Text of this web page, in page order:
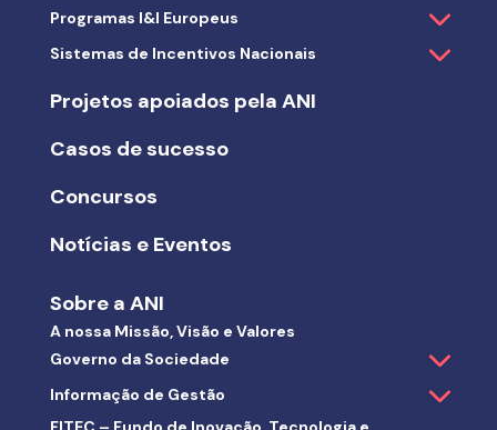
Programas I&I Europeus
Sistemas de Incentivos Nacionais
Projetos apoiados pela ANI
Casos de sucesso
Concursos
Notícias e Eventos
Sobre a ANI
A nossa Missão, Visão e Valores
Governo da Sociedade
Informação de Gestão